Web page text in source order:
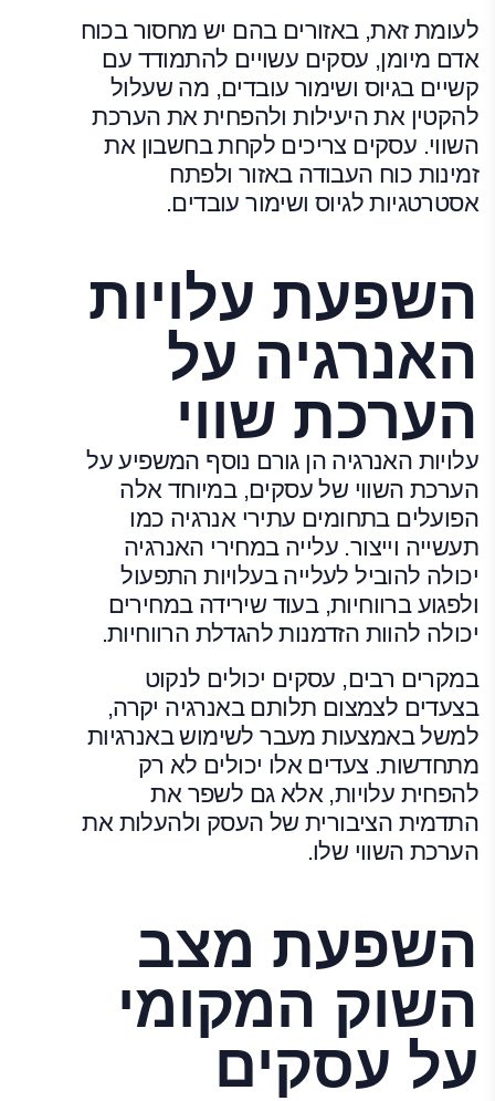
לעומת זאת, באזורים בהם יש מחסור בכוח
אדם מיומן, עסקים עשויים להתמודד עם
קשיים בגיוס ושימור עובדים, מה שעלול
להקטין את היעילות ולהפחית את הערכת
השווי. עסקים צריכים לקחת בחשבון את
זמינות כוח העבודה באזור ולפתח
אסטרטגיות לגיוס ושימור עובדים.
השפעת עלויות
האנרגיה על
הערכת שווי
עלויות האנרגיה הן גורם נוסף המשפיע על
הערכת השווי של עסקים, במיוחד אלה
הפועלים בתחומים עתירי אנרגיה כמו
תעשייה וייצור. עלייה במחירי האנרגיה
יכולה להוביל לעלייה בעלויות התפעול
ולפגוע ברווחיות, בעוד שירידה במחירים
יכולה להוות הזדמנות להגדלת הרווחיות.
במקרים רבים, עסקים יכולים לנקוט
בצעדים לצמצום תלותם באנרגיה יקרה,
למשל באמצעות מעבר לשימוש באנרגיות
מתחדשות. צעדים אלו יכולים לא רק
להפחית עלויות, אלא גם לשפר את
התדמית הציבורית של העסק ולהעלות את
הערכת השווי שלו.
השפעת מצב
השוק המקומי
על עסקים